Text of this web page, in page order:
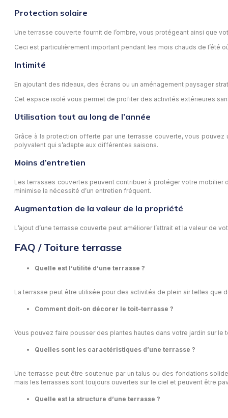
Protection solaire
Une terrasse couverte fournit de l’ombre, vous protégeant ainsi que
Ceci est particulièrement important pendant les mois chauds de
Intimité
En ajoutant des rideaux, des écrans ou un aménagement paysager
Cet espace isolé vous permet de profiter des activités extérieures
Utilisation tout au long de l’année
Grâce à la protection offerte par une terrasse couverte, vous pouvez
polyvalent qui s’adapte aux différentes saisons.
Moins d’entretien
Les terrasses couvertes peuvent contribuer à protéger votre mobilier
minimise la nécessité d’un entretien fréquent.
Augmentation de la valeur de la propriété
L’ajout d’une terrasse couverte peut améliorer l’attrait et la valeur
FAQ / Toiture terrasse
Quelle est l’utilité d’une terrasse ?
La terrasse peut être utilisée pour des activités de plein air telles que
Comment doit-on décorer le toit-terrasse ?
Vous pouvez faire pousser des plantes hautes dans votre jardin sur
Quelles sont les caractéristiques d’une terrasse ?
Une terrasse peut être soutenue par un talus ou des fondations
mais les terrasses sont toujours ouvertes sur le ciel et peuvent être
Quelle est la structure d’une terrasse ?